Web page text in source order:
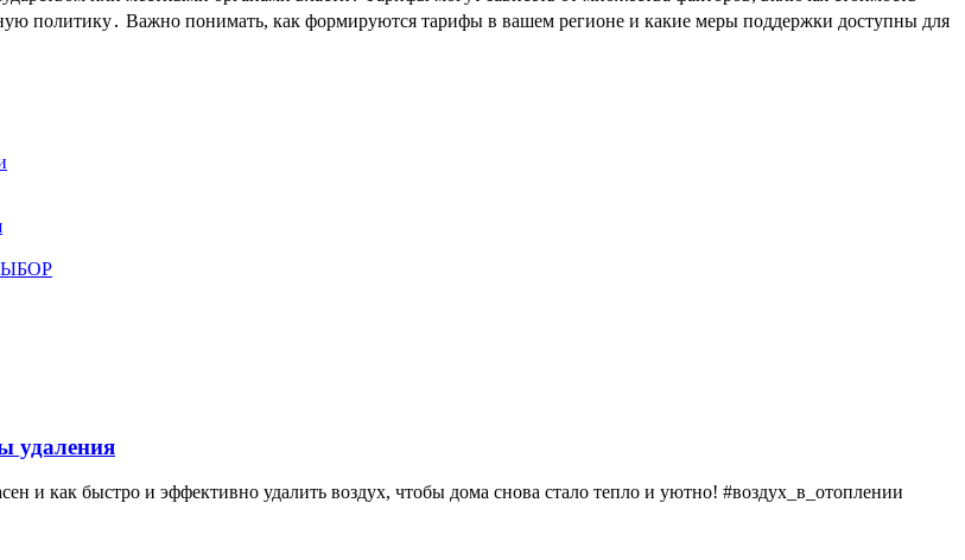
политику․ Важно понимать, как формируются тарифы в вашем регионе и какие меры поддержки доступны для
удаления
и как быстро и эффективно удалить воздух, чтобы дома снова стало тепло и уютно! #воздух_в_отоплении